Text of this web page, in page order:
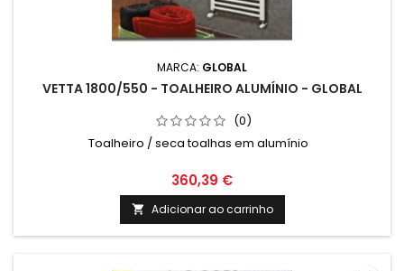
MARCA: GLOBAL
VETTA 1800/550 - TOALHEIRO ALUMÍNIO - GLOBAL
(0)
Toalheiro / seca toalhas em alumínio
360,39 €
 Adicionar ao carrinho